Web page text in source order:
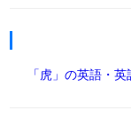
「虎」の英語・英